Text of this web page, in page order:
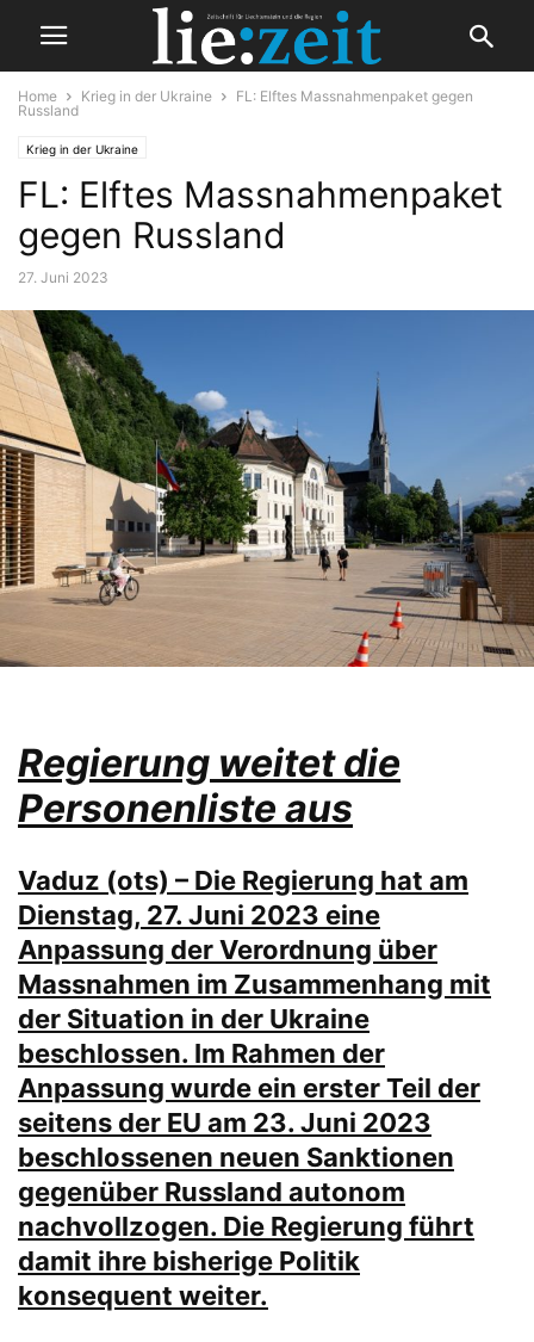
Home Krieg in der Ukraine
FL: Elftes Massnahmenpaket gegen
Russland
Krieg in der Ukraine
FL: Elftes Massnahmenpaket
gegen Russland
27. Juni 2023
Regierung weitet die
Personenliste aus
Vaduz (ots) – Die Regierung hat am
Dienstag, 27. Juni 2023 eine
Anpassung der Verordnung über
Massnahmen im Zusammenhang mit
der Situation in der Ukraine
beschlossen. Im Rahmen der
Anpassung wurde ein erster Teil der
seitens der EU am 23. Juni 2023
beschlossenen neuen Sanktionen
gegenüber Russland autonom
nachvollzogen. Die Regierung führt
damit ihre bisherige Politik
konsequent weiter.